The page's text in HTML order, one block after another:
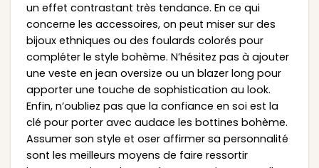
un effet contrastant très tendance. En ce qui
concerne les accessoires, on peut miser sur des
bijoux ethniques ou des foulards colorés pour
compléter le style bohème. N’hésitez pas à ajouter
une veste en jean oversize ou un blazer long pour
apporter une touche de sophistication au look.
Enfin, n’oubliez pas que la confiance en soi est la
clé pour porter avec audace les bottines bohème.
Assumer son style et oser affirmer sa personnalité
sont les meilleurs moyens de faire ressortir